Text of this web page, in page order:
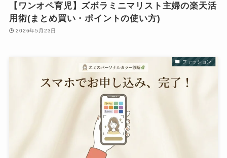
【ワンオペ育児】ズボラミニマリスト主婦の楽天活
用術(まとめ買い・ポイントの使い方)
2026年5月23日
ファッション